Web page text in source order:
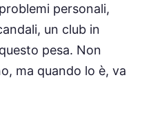
personali,
un club in
pesa. Non
ma quando lo è, va